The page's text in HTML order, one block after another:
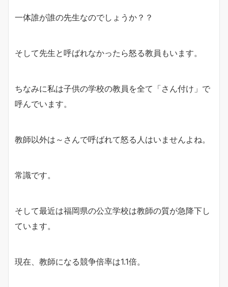
一体誰が誰の先生なのでしょうか？？
そして先生と呼ばれなかったら怒る教員もいます。
ちなみに私は子供の学校の教員を全て「さん付け」で
呼んでいます。
教師以外は～さんで呼ばれて怒る人はいませんよね。
常識です。
そして最近は福岡県の公立学校は教師の質が急降下し
ています。
現在、教師になる競争倍率は1.1倍。